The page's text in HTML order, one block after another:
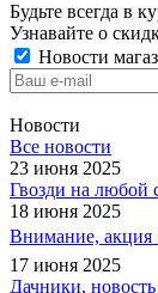
Будьте всегда в
Узнавайте о
Новости
Новости
Все новости
23 июня 2025
Гвозди на любой
18 июня 2025
Внимание, акция
17 июня 2025
Дачники, новость